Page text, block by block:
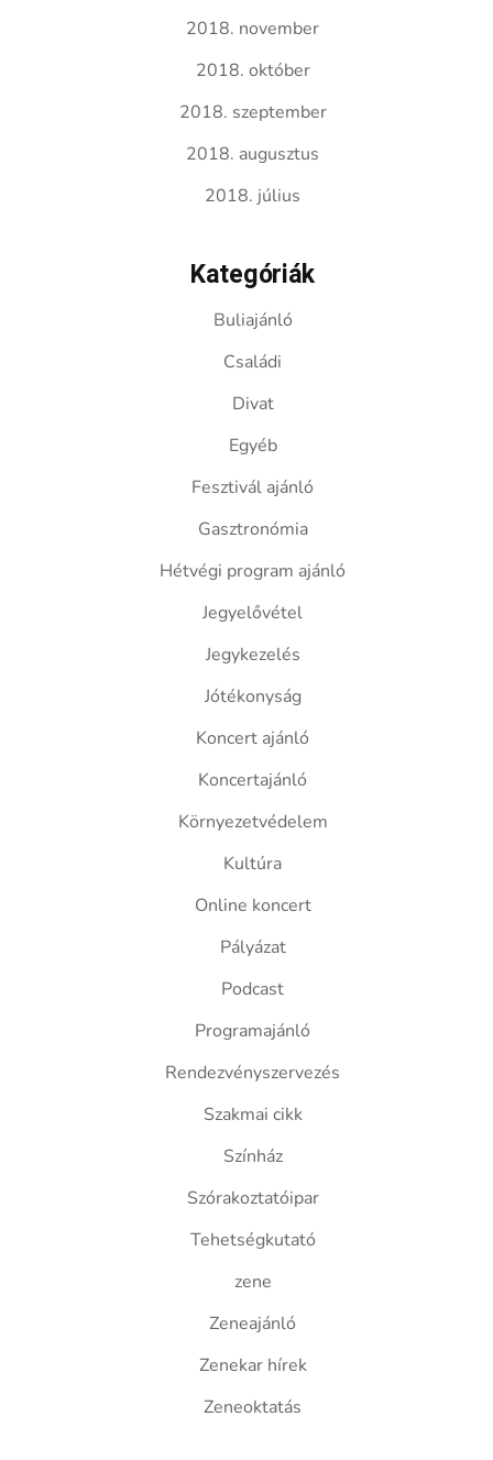
2018. november
2018. október
2018. szeptember
2018. augusztus
2018. július
Kategóriák
Buliajánló
Családi
Divat
Egyéb
Fesztivál ajánló
Gasztronómia
Hétvégi program ajánló
Jegyelővétel
Jegykezelés
Jótékonyság
Koncert ajánló
Koncertajánló
Környezetvédelem
Kultúra
Online koncert
Pályázat
Podcast
Programajánló
Rendezvényszervezés
Szakmai cikk
Színház
Szórakoztatóipar
Tehetségkutató
zene
Zeneajánló
Zenekar hírek
Zeneoktatás